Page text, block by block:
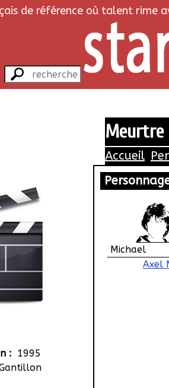
de référence où talent rime
: 1995
Meurtre
Accueil
Michael
Axel